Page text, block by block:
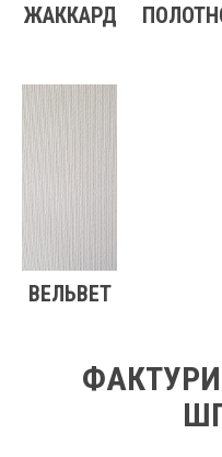
ЖАККАРД
ВЕЛЬВЕТ